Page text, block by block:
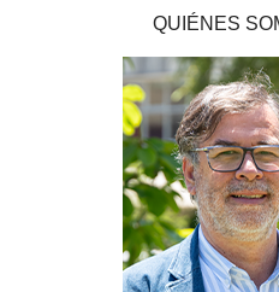
QUIÉNES